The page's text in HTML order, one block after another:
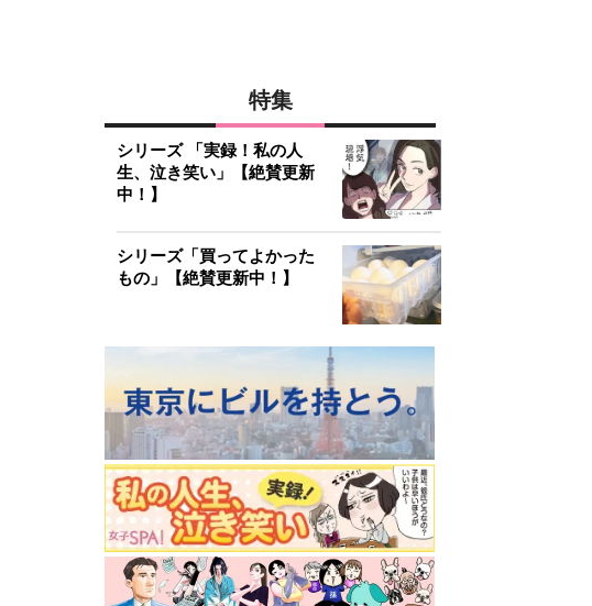
特集
シリーズ 「実録！私の人
生、泣き笑い」【絶賛更新
中！】
シリーズ「買ってよかった
もの」【絶賛更新中！】